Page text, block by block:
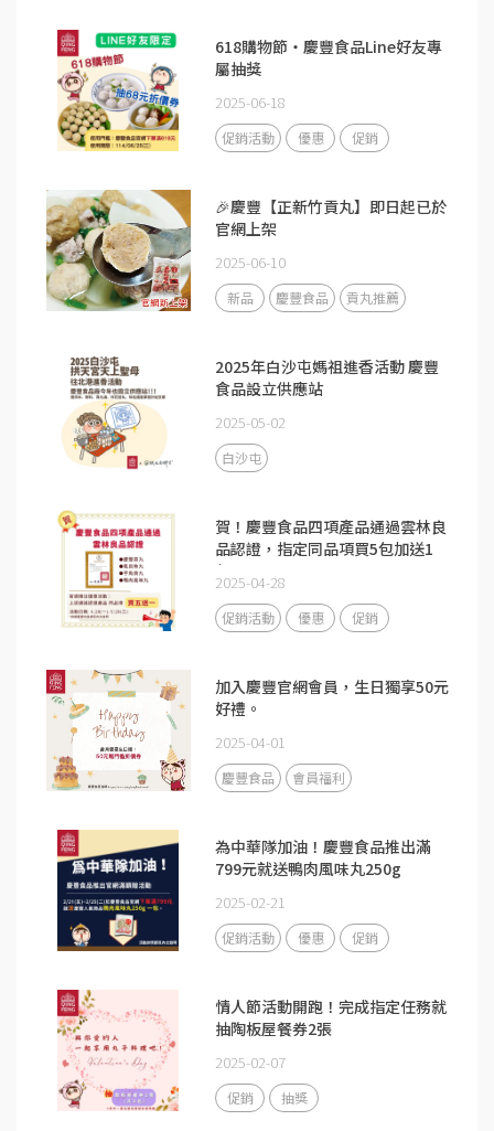
618購物節・慶豐食品Line好友專
屬抽獎
2025-06-18
促銷活動 優惠 促銷
🎉慶豐【正新竹貢丸】即日起已於
官網上架
2025-06-10
新品 慶豐食品 貢丸推薦
2025年白沙屯媽祖進香活動 慶豐
食品設立供應站
2025-05-02
白沙屯
賀！慶豐食品四項產品通過雲林良
品認證，指定同品項買5包加送1
包。
2025-04-28
促銷活動 優惠 促銷
加入慶豐官網會員，生日獨享50元
好禮。
2025-04-01
慶豐食品 會員福利
為中華隊加油！慶豐食品推出滿
799元就送鴨肉風味丸250g
2025-02-21
促銷活動 優惠 促銷
情人節活動開跑！完成指定任務就
抽陶板屋餐券2張
2025-02-07
促銷 抽獎